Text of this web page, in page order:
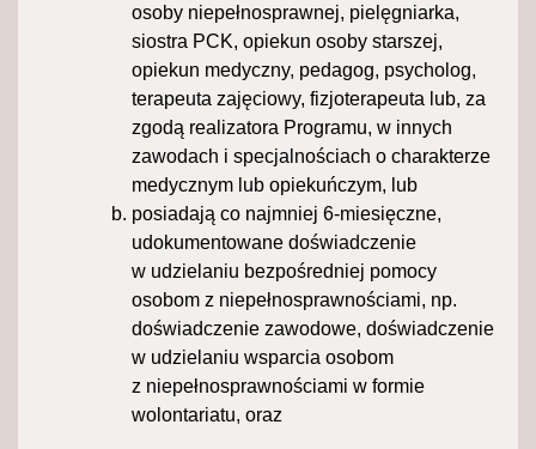
osoby niepełnosprawnej, pielęgniarka,
siostra PCK, opiekun osoby starszej,
opiekun medyczny, pedagog, psycholog,
terapeuta zajęciowy, fizjoterapeuta lub, za
zgodą realizatora Programu, w innych
zawodach i specjalnościach o charakterze
medycznym lub opiekuńczym, lub
posiadają co najmniej 6-miesięczne,
udokumentowane doświadczenie
w udzielaniu bezpośredniej pomocy
osobom z niepełnosprawnościami, np.
doświadczenie zawodowe, doświadczenie
w udzielaniu wsparcia osobom
z niepełnosprawnościami w formie
wolontariatu, oraz